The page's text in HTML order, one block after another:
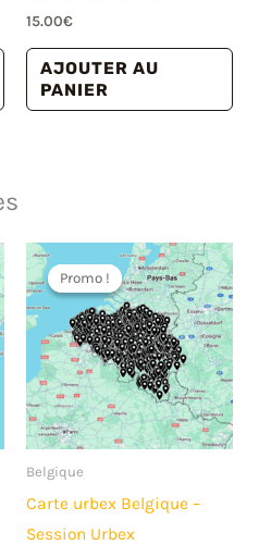
15.00€
AJOUTER AU
PANIER
Promo !
Promo !
Belgique
Carte urbex Belgique –
Session Urbex